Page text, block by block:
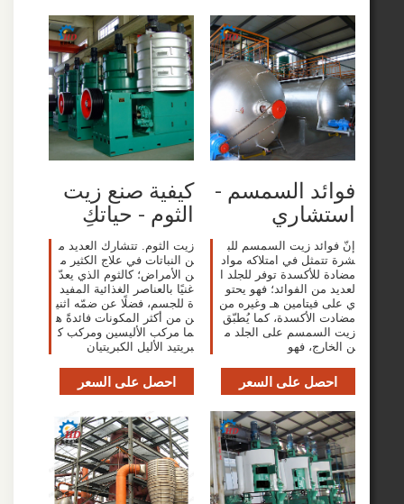
السمسم -
زيت السمسم للب
في امتلاكه مواد
توفر للجلد ا
الفوائد؛ فهو يحتو
هـ وغيره من
الأكسدة، كما يُطبّق
على الجلد م
على السعر
كيفية صنع زيت
الثوم - حياتكِ
زيت الثوم. تتشارك العديد م
ن النباتات في علاج الكثير م
ن الأمراض؛ كالثوم الذي يعدّ
غنيًا بالعناصر الغذائية المفيد
ة للجسم، فضلًا عن ضمّه اثني
ن من أكثر المكونات فائدةً ه
ما مركب الأليسين ومركب ك
بريتيد الأليل الكبريتيان
احصل على السعر